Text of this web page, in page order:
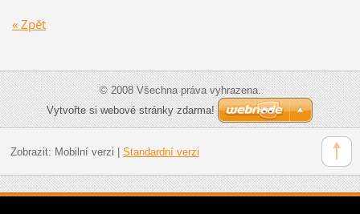
« Zpět
© 2008 Všechna práva vyhrazena.
Vytvořte si webové stránky zdarma!
Zobrazit: Mobilní verzi Standardní verzi